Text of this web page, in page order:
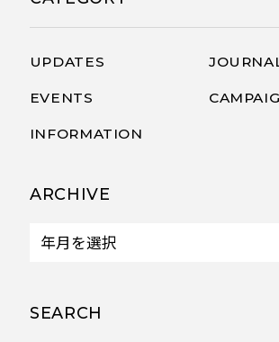
UPDATES
EVENTS
INFORMATION
ARCHIVE
SEARCH